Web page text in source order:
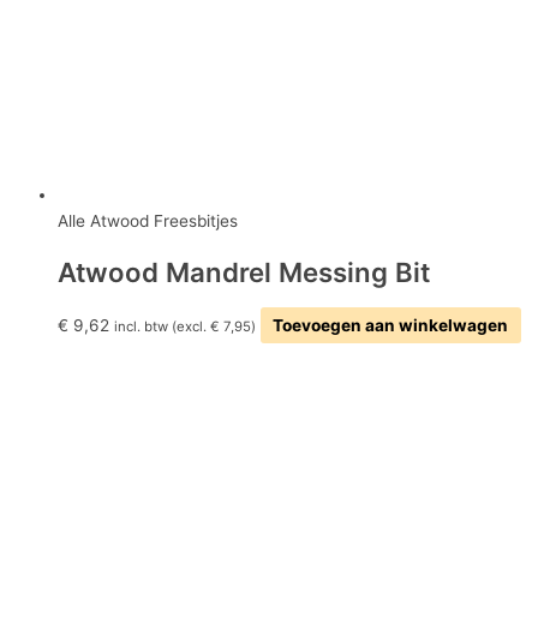
Alle Atwood Freesbitjes
Atwood Mandrel Messing Bit
€ 9,62 incl. btw (excl. € 7,95) Toevoegen aan winkelwagen